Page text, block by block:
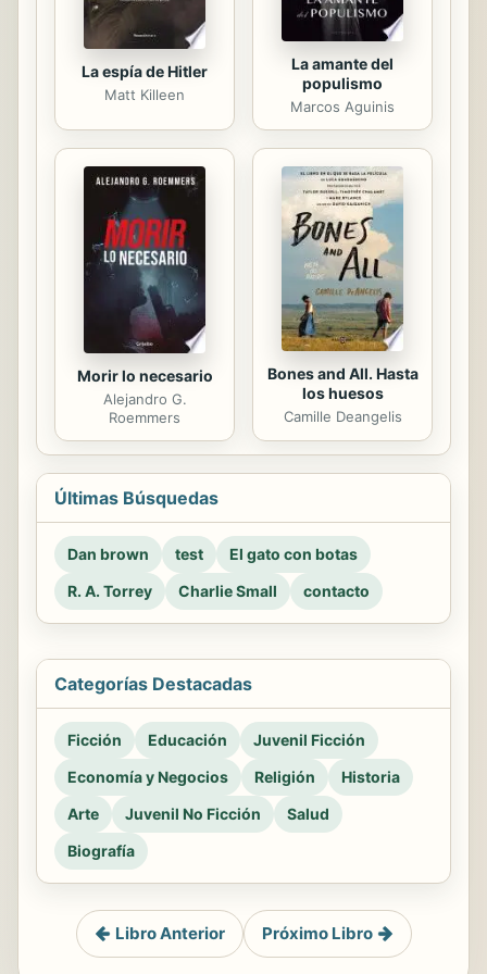
conjunto de...
La espía de Hitler
Matt Killeen
La amante del
populismo
Marcos Aguinis
Morir lo necesario
Alejandro G.
Roemmers
Bones and All. Hasta
los huesos
Camille Deangelis
Últimas Búsquedas
Dan brown test
El gato con botas
R. A. Torrey
Charlie Small contacto
Categorías Destacadas
Ficción Educación
Juvenil Ficción
Economía y Negocios
Religión
Historia
Arte
Juvenil No Ficción
Salud
Biografía
Libro Anterior Próximo Libro